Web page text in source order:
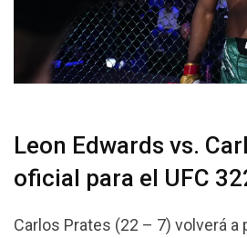
Leon Edwards vs.
oficial para el UFC
Carlos Prates (22 – 7) volverá a